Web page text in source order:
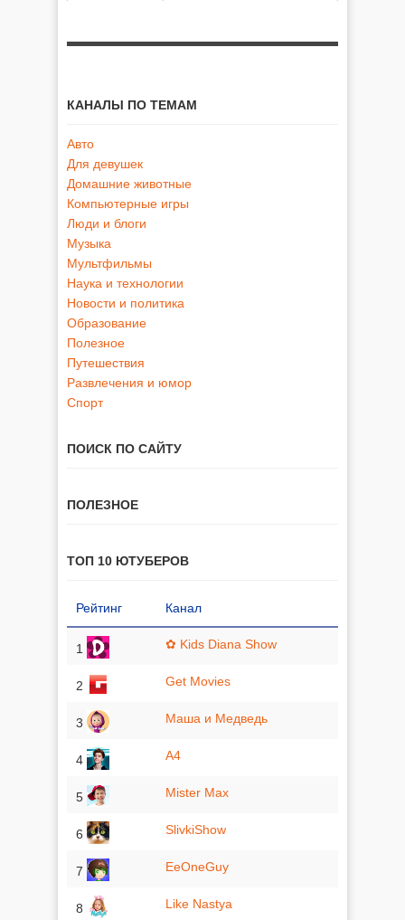
КАНАЛЫ ПО ТЕМАМ
Авто
Для девушек
Домашние животные
Компьютерные игры
Люди и блоги
Музыка
Мультфильмы
Наука и технологии
Новости и политика
Образование
Полезное
Путешествия
Развлечения и юмор
Спорт
ПОИСК ПО САЙТУ
ПОЛЕЗНОЕ
ТОП 10 ЮТУБЕРОВ
Рейтинг Канал
1 ✿ Kids Diana Show
2 Get Movies
3 Маша и Медведь
4 A4
5 Mister Max
6 SlivkiShow
7 EeOneGuy
8 Like Nastya